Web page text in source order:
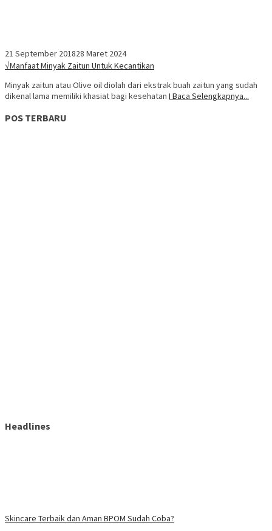
21 September 201828 Maret 2024
√Manfaat Minyak Zaitun Untuk Kecantikan
Minyak zaitun atau Olive oil diolah dari ekstrak buah zaitun yang sudah
dikenal lama memiliki khasiat bagi kesehatan I Baca Selengkapnya...
POS TERBARU
Headlines
Skincare Terbaik dan Aman BPOM Sudah Coba?